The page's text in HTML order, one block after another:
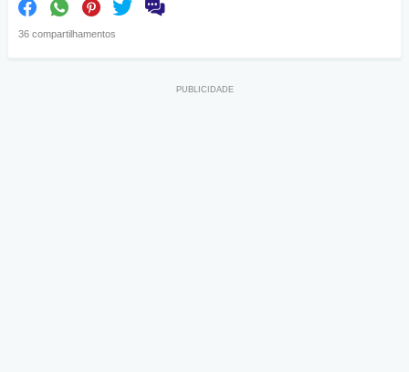
36 compartilhamentos